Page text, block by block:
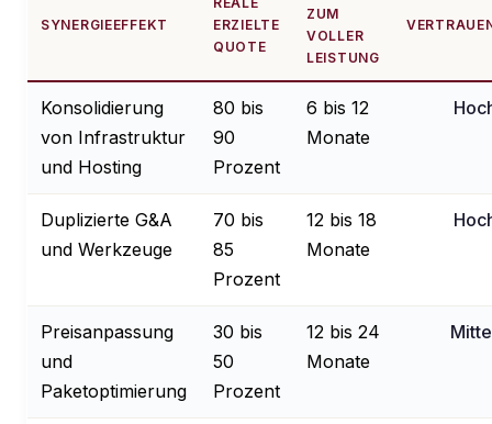
SYNERGIEEFFEKT
ERZIELTE
QUOTE
ZUM
VOLLER
LEISTUNG
Konsolidierung
von Infrastruktur
und Hosting
80 bis
90
Prozent
6 bis 12
Monate
Duplizierte G&A
und Werkzeuge
70 bis
85
Prozent
12 bis 18
Monate
Preisanpassung
und
Paketoptimierung
30 bis
50
Prozent
12 bis 24
Monate